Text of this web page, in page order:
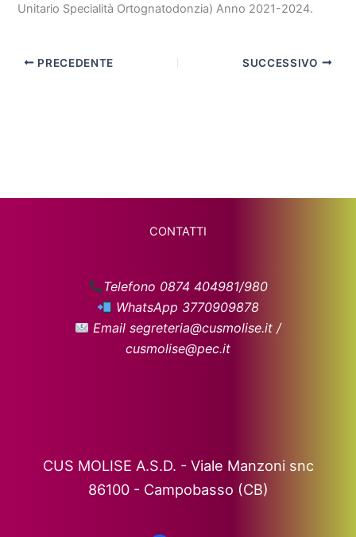
Unitario Specialità Ortognatodonzia) Anno 2021-2024.
PRECEDENTE SUCCESSIVO
CONTATTI
Telefono 0874 404981/980
WhatsApp 3770909878
Email segreteria@cusmolise.it /
cusmolise@pec.it
CUS MOLISE A.S.D. - Viale Manzoni snc
86100 - Campobasso (CB)